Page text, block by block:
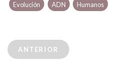
Evolución ADN Humanos
ANTERIOR